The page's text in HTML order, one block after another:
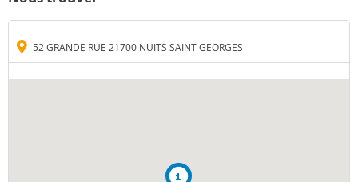
52 GRANDE RUE 21700 NUITS SAINT GEORGES